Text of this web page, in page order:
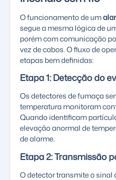
O funcionamento de um
segue a mesma lógica de
porém com comunicação
vez de cabos. O fluxo de
etapas bem definidas:
Etapa 1: Detecção do
Osdetectores de fumaça
temperatura monitoram
Quando identificam
elevação anormal de
de alarme.
Etapa 2: Transmissão
O detector transmite o sinal